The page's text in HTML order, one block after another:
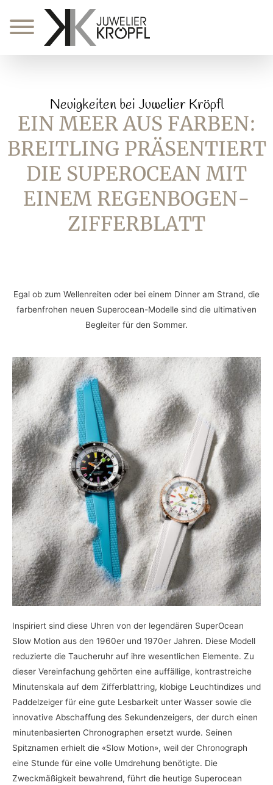
Zum
Neuigkeiten bei Juwelier Kröpfl
EIN MEER AUS FARBEN:
BREITLING PRÄSENTIERT
DIE SUPEROCEAN MIT
EINEM REGENBOGEN-
ZIFFERBLATT
Egal ob zum Wellenreiten oder bei einem Dinner am Strand, die
farbenfrohen neuen Superocean-Modelle sind die ultimativen
Begleiter für den Sommer.
Inspiriert sind diese Uhren von der legendären SuperOcean
Slow Motion aus den 1960er und 1970er Jahren. Diese Modell
reduzierte die Taucheruhr auf ihre wesentlichen Elemente. Zu
dieser Vereinfachung gehörten eine auffällige, kontrastreiche
Minutenskala auf dem Zifferblattring, klobige Leuchtindizes und
Paddelzeiger für eine gute Lesbarkeit unter Wasser sowie die
innovative Abschaffung des Sekundenzeigers, der durch einen
minutenbasierten Chronographen ersetzt wurde. Seinen
Spitznamen erhielt die «Slow Motion», weil der Chronograph
eine Stunde für eine volle Umdrehung benötigte. Die
Zweckmäßigkeit bewahrend, führt die heutige Superocean